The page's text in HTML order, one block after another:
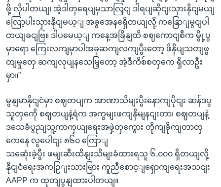
ဖို့ လိုပါတယျ၊ အဲ့ဒါတှရေပျမှသာလြှငျ ဒါရပျဆိုငျးသှားနိုငျမယျ
လြော့ပါးသှားနိုငျမယ့ျ အခွအေနရှေိတယျလို့ ကနြောျမွငျပါ
တယျခငျဗြ။ ဒါပမေယ့ျ ကနေ့အခြိနျထိ စဈကောငျစီက မွို့ပွ
မှာရော ကြေးလကျမှာပါအခုဆကျလကျပွီးတော့ ဖိနှိပျသတျဖွ
တျမှုတှေ ဆကျလုပျနသေမြှတော့ အဲ့ဒီကိစ်စတှကေ ရှိလာဦး
မှာ။”
မွနျမာနိုငျငံမှာ စဈတပျက အာဏာသိမျးပွီးနောကျပိုငျး ဆန်ဒပွ
သူတှကေို စဈတပျနဲ့ရဲက အကွမျးဖကျနှိမျနငျးတာ၊ စဈတပျနဲ့
ဒသေခံပွညျသူ့ကာကှယျရေးအဖှဲ့တှကွေား တိုကျခိုကျတာတှ
ကေနေ လူပေါငျး ၈၆၀ ကြောျ
သဆေုံးခဲ့ပွီး ဖမျးဆီးထိနျးသိမျးခံထားရသူ ၆,၀၀၀ ရှိတယျလို့
နိုငျငံရေးအကဉြျးသားမြား ကူညီစောင့ျရှောကျရေးအသငျး
AAPP က ထုတျပွနျထားပါတယျ။